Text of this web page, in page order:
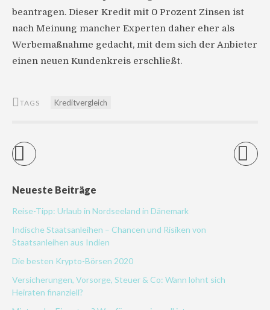
beantragen. Dieser Kredit mit 0 Prozent Zinsen ist
nach Meinung mancher Experten daher eher als
Werbemaßnahme gedacht, mit dem sich der Anbieter
einen neuen Kundenkreis erschließt.
TAGS Kreditvergleich
Neueste Beiträge
Reise-Tipp: Urlaub in Nordseeland in Dänemark
Indische Staatsanleihen – Chancen und Risiken von
Staatsanleihen aus Indien
Die besten Krypto-Börsen 2020
Versicherungen, Vorsorge, Steuer & Co: Wann lohnt sich
Heiraten finanziell?